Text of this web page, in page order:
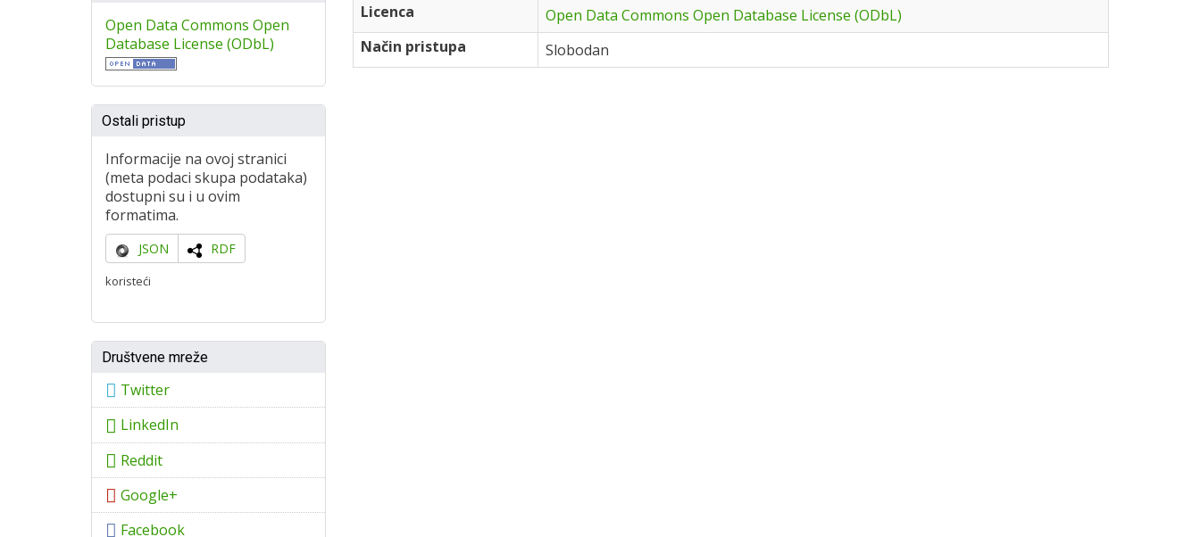
Open Data Commons Open
Database License (ODbL)
Ostali pristup
Informacije na ovoj stranici
(meta podaci skupa podataka)
dostupni su i u ovim
formatima.
JSON RDF
koristeći
Društvene mreže
Twitter
LinkedIn
Reddit
Google+
Facebook
Licenca
Open Data Commons Open Database License (ODbL)
Način pristupa
Slobodan